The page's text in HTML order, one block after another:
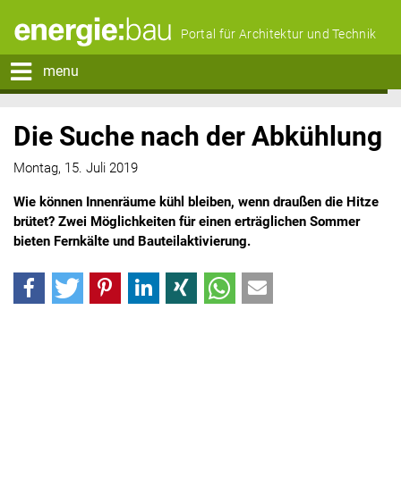
Portal für Architektur und Technik
menu
Die Suche nach der Abkühlung
Montag, 15. Juli 2019
Wie können Innenräume kühl bleiben, wenn draußen die Hitze
brütet? Zwei Möglichkeiten für einen erträglichen Sommer
bieten Fernkälte und Bauteilaktivierung.